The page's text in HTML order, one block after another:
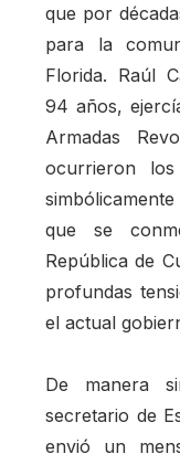
que por
para la
Florida. Raúl
94 años,
Armadas
ocurrieron
que se
República de
profundas
el actual
De manera
secretario de
envió un